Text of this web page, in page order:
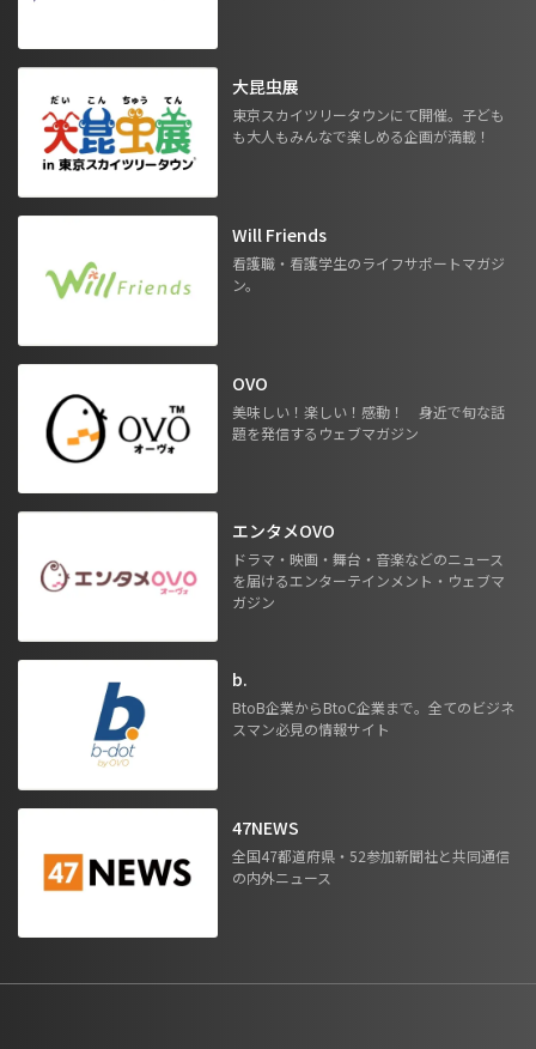
大昆虫展
東京スカイツリータウンにて開催。子ども
も大人もみんなで楽しめる企画が満載！
Will Friends
看護職・看護学生のライフサポートマガジ
ン。
OVO
美味しい！楽しい！感動！ 身近で旬な話
題を発信するウェブマガジン
エンタメOVO
ドラマ・映画・舞台・音楽などのニュース
を届けるエンターテインメント・ウェブマ
ガジン
b.
BtoB企業からBtoC企業まで。全てのビジネ
スマン必見の情報サイト
47NEWS
全国47都道府県・52参加新聞社と共同通信
の内外ニュース